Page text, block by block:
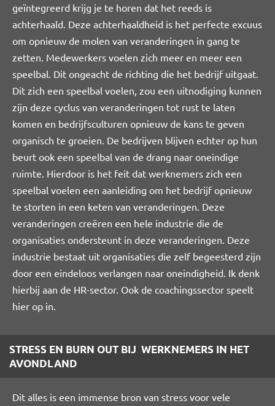
geïntegreerd krijg je te horen dat het reeds is
achterhaald. Deze achterhaaldheid is het perfecte excuus
om opnieuw de molen van veranderingen in gang te
zetten. Medewerkers voelen zich meer en meer een
speelbal. Dit ongeacht de richting die het bedrijf uitgaat.
Dit zich een speelbal voelen, zou een uitnodiging kunnen
zijn deze cyclus van veranderingen tot rust te laten
komen en bedrijfsculturen opnieuw de kans te geven
organisch te groeien. De bedrijven blijven echter op hun
beurt ook een speelbal van de drang naar oneindige
ruimte. Hierdoor is het feit dat werknemers zich een
speelbal voelen een aanleiding om het bedrijf opnieuw
te storten in een keten van veranderingen. Deze
veranderingen creëren een hele industrie die de
organisaties ondersteunt in deze veranderingen. Deze
industrie bestaat uit organisaties die zelf begeesterd zijn
door een eindeloos verlangen naar oneindigheid. Ik denk
hierbij aan de HR-sector. Ook de coachingssector speelt
hier op in.
STRESS EN BURN OUT BIJ WERKNEMERS IN HET
AVONDLAND
Dit alles is een immense bron van stress voor vele